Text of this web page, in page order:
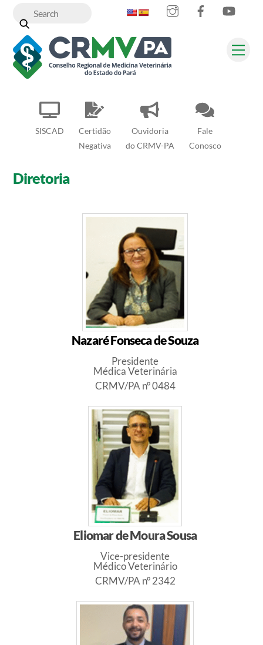
content
SISCAD
Certidão
Negativa
Ouvidoria
do CRMV-PA
Fale
Conosco
InstagramFacebook
Diretoria
Nazaré Fonseca de Souza
Presidente
Médica Veterinária
CRMV/PA nº 0484
Eliomar de Moura Sousa
Vice-presidente
Médico Veterinário
CRMV/PA nº 2342